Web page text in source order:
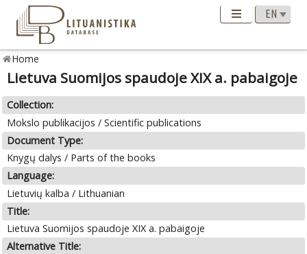
Home
Lietuva Suomijos spaudoje XIX a. pabaigoje
Collection:
Mokslo publikacijos / Scientific publications
Document Type:
Knygų dalys / Parts of the books
Language:
Lietuvių kalba / Lithuanian
Title:
Lietuva Suomijos spaudoje XIX a. pabaigoje
Alternative Title: